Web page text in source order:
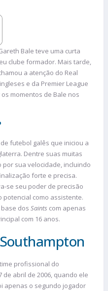
Bale teve uma curta
clube formador. Mais tarde,
a atenção do Real
e da Premier League
momentos de Bale nos
futebol galês que iniciou a
Dentre suas muitas
por sua velocidade, incluindo
forte e precisa.
se seu poder de precisão
como assistente.
dos Saints com apenas
com 16 anos.
profissional do
de abril de 2006, quando ele
apenas o segundo jogador